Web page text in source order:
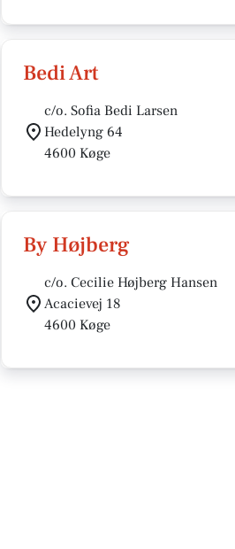
Bedi Art
c/o. Sofia Bedi Larsen
Hedelyng 64
4600 Køge
By Højberg
c/o. Cecilie Højberg Hansen
Acacievej 18
4600 Køge